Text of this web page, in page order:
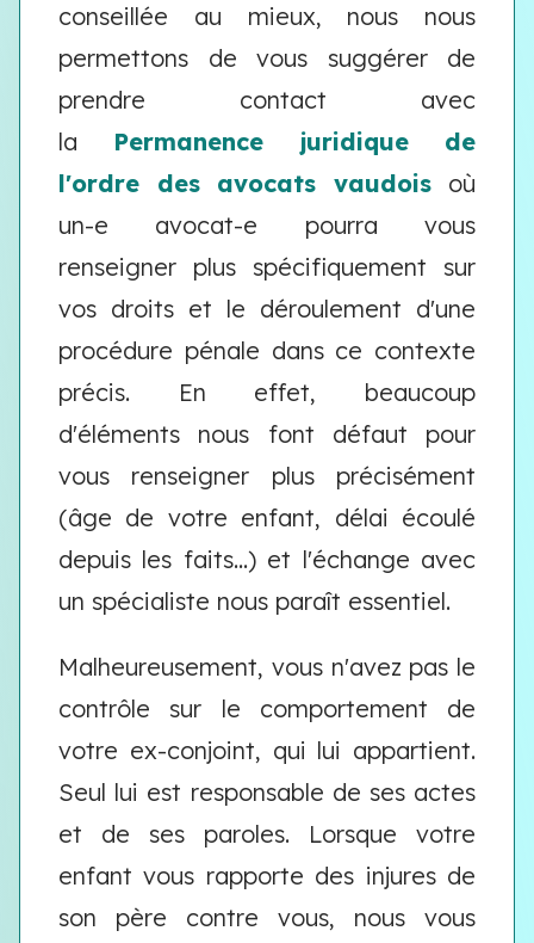
conseillée au mieux, nous nous
permettons de vous suggérer de
prendre contact avec
la Permanence juridique de
l'ordre des avocats vaudoisoù
un-e avocat-e pourra vous
renseigner plus spécifiquement sur
vos droits et le déroulement d'une
procédure pénale dans ce contexte
précis. En effet, beaucoup
d'éléments nous font défaut pour
vous renseigner plus précisément
(âge de votre enfant, délai écoulé
depuis les faits...) et l'échange avec
un spécialiste nous paraît essentiel.
Malheureusement, vous n'avez pas le
contrôle sur le comportement de
votre ex-conjoint, qui lui appartient.
Seul lui est responsable de ses actes
et de ses paroles. Lorsque votre
enfant vous rapporte des injures de
son père contre vous, nous vous